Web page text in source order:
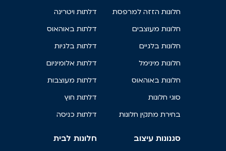
חלונות הזזה למרפסת
חלונות מעוצבים
חלונות בלגיים
חלונות מינימל
חלונות באוהאוס
סוגי חלונות
בחירת מתקין חלונות
דלתות ויטרינה
דלתות באוהאוס
דלתות בלגיות
דלתות אלומיניום
דלתות מעוצבות
דלתות חוץ
דלתות כניסה
סגנונות עיצוב חלונות לבית